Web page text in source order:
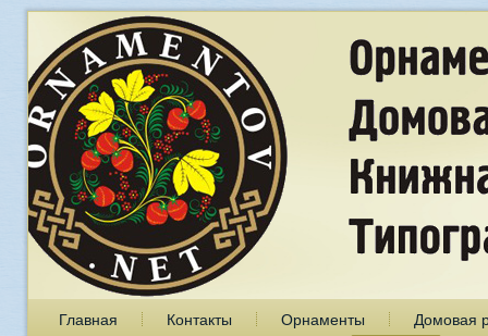
Главная Контакты Орнаменты
Домовая